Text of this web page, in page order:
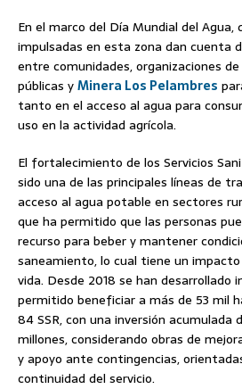
En el marco del Día Mundial del
impulsadas en esta zona dan cuenta
entre comunidades, organizaciones
públicas yMinera Los Pelambres
tanto en el acceso al agua para
uso en la actividad agrícola.
El fortalecimiento de los Servicios
sido una de las principales líneas de
acceso al agua potable en sectores
que ha permitido que las personas
recurso para beber y mantener
saneamiento, lo cual tiene un
vida. Desde 2018 se han desarrollado
permitido beneficiar a más de 53 mil
84 SSR, con una inversión acumulada
millones, considerando obras de
y apoyo ante contingencias,
continuidad del servicio.